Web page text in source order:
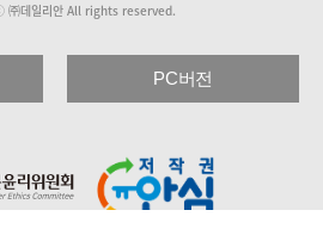
데일리안 All rights reserved.
PC버전